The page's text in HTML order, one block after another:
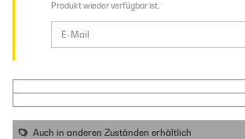
Produkt wieder verfügbar ist.
Auch in anderen Zuständen erhältlich